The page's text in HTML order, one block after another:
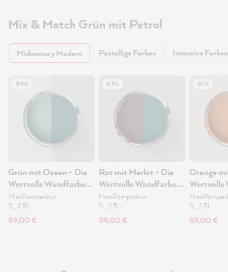
Mix & Match Grün mit Petrol
Midcentury Modern Pastellige Farben Intensive Farben
89%
Grün mit Ozean - Die
Wertvolle Wandfarbe
2.5L
MissPompadour
1L, 2.5L
59,00 €
83%
Rot mit Merlot - Die
Wertvolle Wandfarbe
2.5L
MissPompadour
1L, 2.5L
59,00 €
81%
Orange
Wertvolle
2.5L
1L, 2.5L
59,00 €